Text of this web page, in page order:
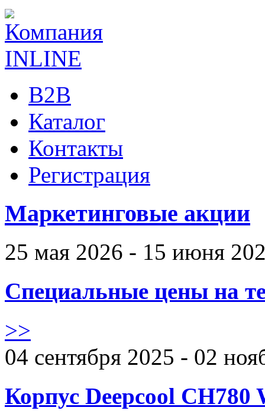
B2B
Каталог
Контакты
Регистрация
Маркетинговые акции
25 мая 2026 - 15 июня
Специальные цены на
>>
04 сентября 2025 - 02
Корпус Deepcool CH780